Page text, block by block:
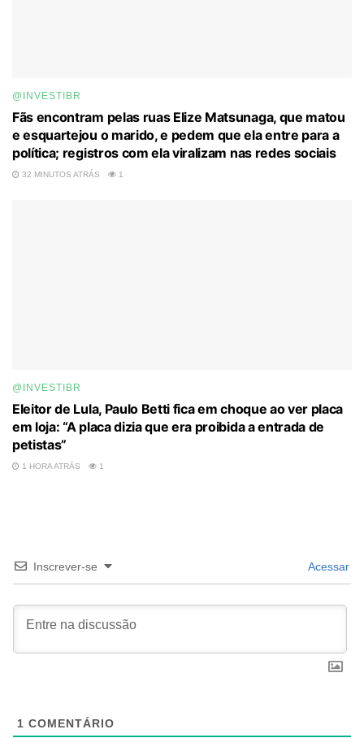
@INVESTIBR
Fãs encontram pelas ruas Elize Matsunaga, que matou
e esquartejou o marido, e pedem que ela entre para a
política; registros com ela viralizam nas redes sociais
32 MINUTOS ATRÁS 1
@INVESTIBR
Eleitor de Lula, Paulo Betti fica em choque ao ver placa
em loja: “A placa dizia que era proibida a entrada de
petistas”
1 HORA ATRÁS 1
Inscrever-se Acessar
1 COMENTÁRIO